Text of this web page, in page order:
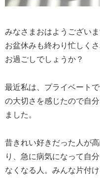
みなさまおはようございま
お盆休みも終わり忙しく
お過ごしでしょうか？
最近私は、プライベート
の大切さを感じたので自
ました。
昔きれい好きだった人が
り、急に病気になって自
なくなる人。みんな片付